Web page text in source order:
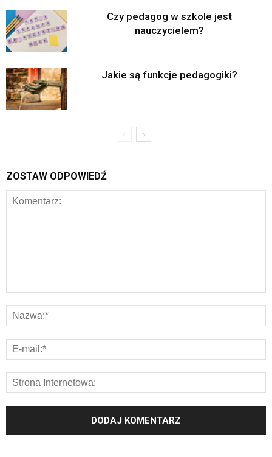
Czy pedagog w szkole jest
nauczycielem?
Jakie są funkcje pedagogiki?
ZOSTAW ODPOWIEDŹ